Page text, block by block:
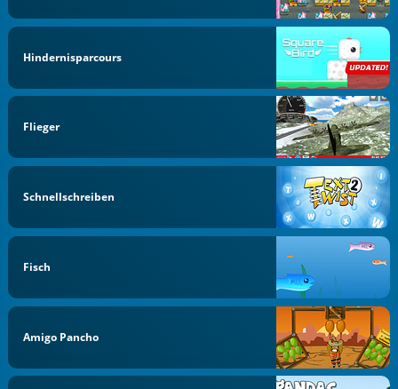
Hindernisparcours
Flieger
Schnellschreiben
Fisch
Amigo Pancho